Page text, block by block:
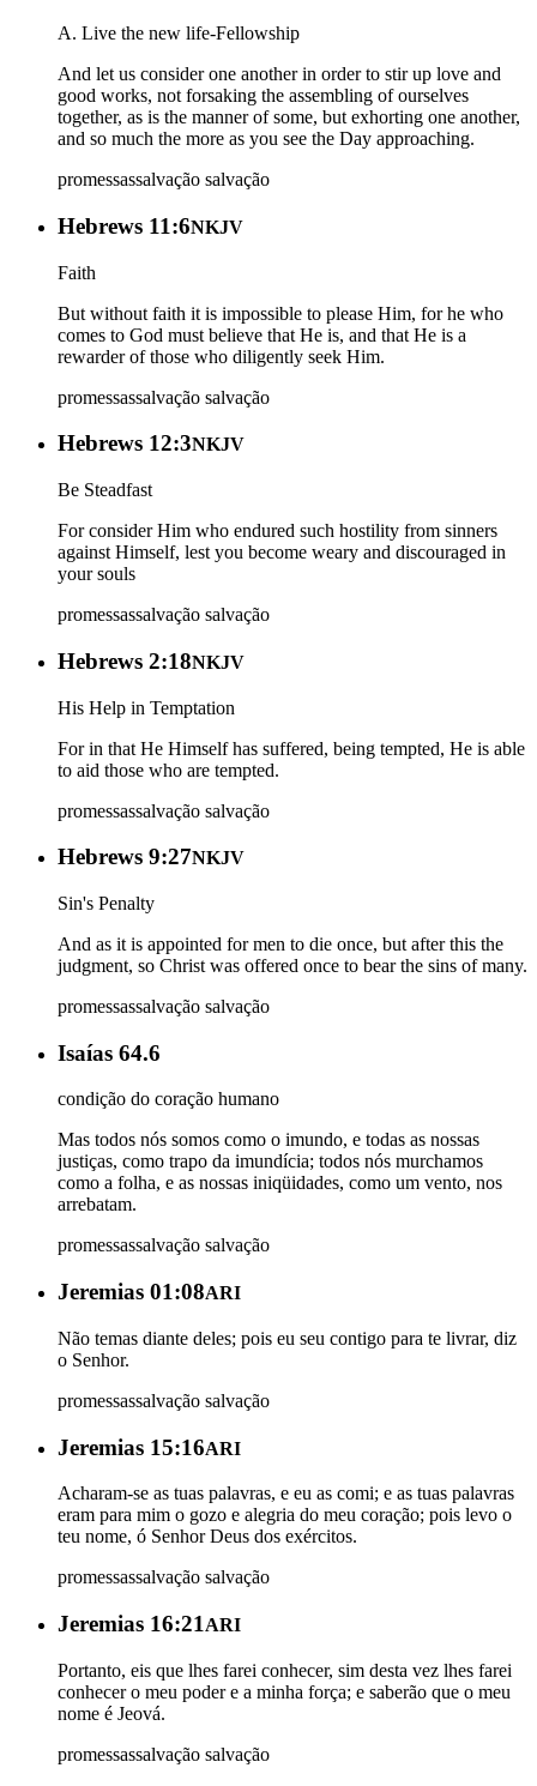
A. Live the new life-Fellowship
And let us consider one another in order to stir up love and
good works, not forsaking the assembling of ourselves
together, as is the manner of some, but exhorting one another,
and so much the more as you see the Day approaching.
promessassalvação salvação
Hebrews 11:6NKJV
Faith
But without faith it is impossible to please Him, for he who
comes to God must believe that He is, and that He is a
rewarder of those who diligently seek Him.
promessassalvação salvação
Hebrews 12:3NKJV
Be Steadfast
For consider Him who endured such hostility from sinners
against Himself, lest you become weary and discouraged in
your souls
promessassalvação salvação
Hebrews 2:18NKJV
His Help in Temptation
For in that He Himself has suffered, being tempted, He is able
to aid those who are tempted.
promessassalvação salvação
Hebrews 9:27NKJV
Sin's Penalty
And as it is appointed for men to die once, but after this the
judgment, so Christ was offered once to bear the sins of many.
promessassalvação salvação
Isaías 64.6
condição do coração humano
Mas todos nós somos como o imundo, e todas as nossas
justiças, como trapo da imundícia; todos nós murchamos
como a folha, e as nossas iniqüidades, como um vento, nos
arrebatam.
promessassalvação salvação
Jeremias 01:08ARI
Não temas diante deles; pois eu seu contigo para te livrar, diz
o Senhor.
promessassalvação salvação
Jeremias 15:16ARI
Acharam-se as tuas palavras, e eu as comi; e as tuas palavras
eram para mim o gozo e alegria do meu coração; pois levo o
teu nome, ó Senhor Deus dos exércitos.
promessassalvação salvação
Jeremias 16:21 ARI
Portanto, eis que lhes farei conhecer, sim desta vez lhes farei
conhecer o meu poder e a minha força; e saberão que o meu
nome é Jeová.
promessassalvação salvação